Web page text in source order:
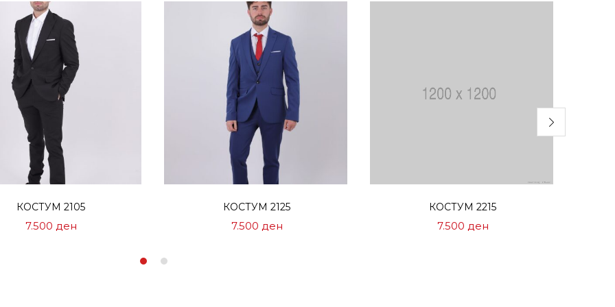
КОСТУМ 2105
7.500 ден
КОСТУМ 2125
7.500 ден
КОСТУМ 2215
7.500 ден